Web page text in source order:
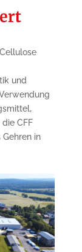
und
CFF
Gehren in